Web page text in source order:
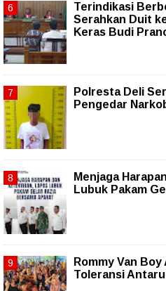
Terindikasi
Serahkan Duit
Keras Budi
Polresta Deli
Pengedar
Menjaga
Lubuk Pakam
Rommy Van
Toleransi